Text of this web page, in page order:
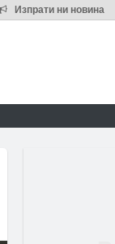
Изпрати ни новина